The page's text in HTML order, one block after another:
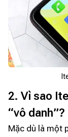
2. Vì sao
“vô danh”?
Mặc dù là một